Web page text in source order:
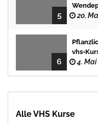
5 20.
6
vhs-
4. Mai
Alle VHS Kurse